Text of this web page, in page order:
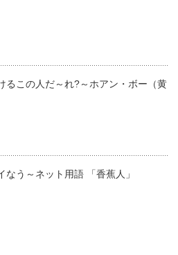
るこの人だ～れ?～ホアン・ボー（黄
なう～ネット用語 「香蕉人」